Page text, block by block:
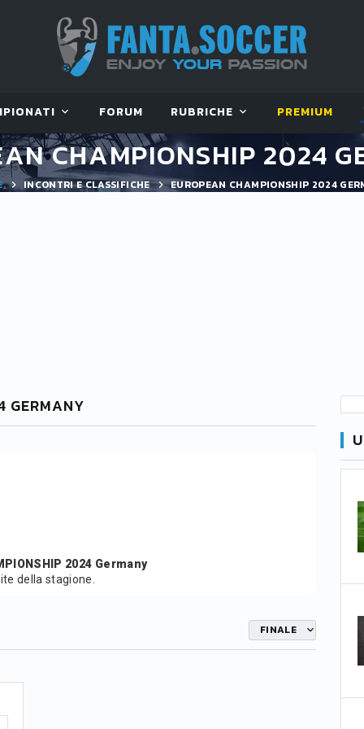
FORUM RUBRICHE PREMIUM
CHAMPIONSHIP 2024
INCONTRI E CLASSIFICHE EUROPEAN CHAMPIONSHIP 2024
GERMANY
2024 Germany
della stagione.
FINALE